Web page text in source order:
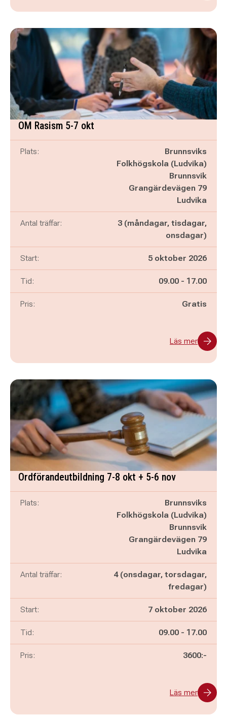
OM Rasism 5-7 okt
Plats:
Brunnsviks
Folkhögskola (Ludvika)
Brunnsvik
Grangärdevägen 79
Ludvika
Antal träffar:
3 (måndagar, tisdagar,
onsdagar)
Start: 5 oktober 2026
Tid: Pågår mellan
09.00 - och
17.00
Pris: Gratis
Läs mer
Ordförandeutbildning 7-8 okt + 5-6 nov
Plats:
Brunnsviks
Folkhögskola (Ludvika)
Brunnsvik
Grangärdevägen 79
Ludvika
Antal träffar:
4 (onsdagar, torsdagar,
fredagar)
Start: 7 oktober 2026
Tid: Pågår mellan
09.00 - och
17.00
Pris: 3600:-
Läs mer